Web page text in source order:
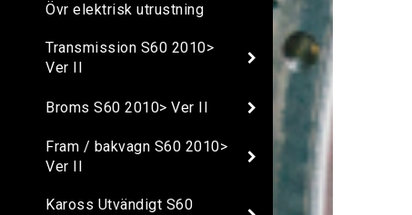
Övr elektrisk utrustning
Transmission S60 2010>
Ver II
Broms S60 2010> Ver II
Fram / bakvagn S60 2010>
Ver II
Kaross Utvändigt S60